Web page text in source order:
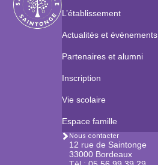
L’établissement
Actualités et évènements
Partenaires et alumni
Inscription
Vie scolaire
Espace famille
Nous contacter
12 rue de Saintonge
33000 Bordeaux